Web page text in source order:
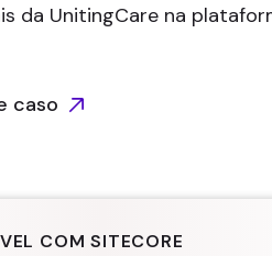
da UnitingCare na
caso
COM SITECORE